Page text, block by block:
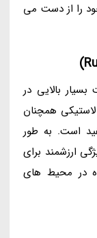
را از دست می
بالایی در
همچنان
است. به طور
ارزشمند برای
در محیط های